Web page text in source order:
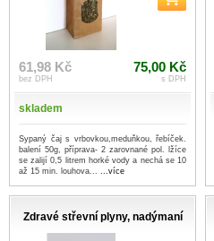
61,98 Kč
bez DPH
75,00 Kč
s DPH
skladem
Sypaný čaj s vrbovkou,meduňkou, řebíček.
balení 50g, příprava- 2 zarovnané pol. lžíce
se zalijí 0,5 litrem horké vody a nechá se 10
až 15 min. louhova... ...více
Zdravé střevní plyny, nadýmaní